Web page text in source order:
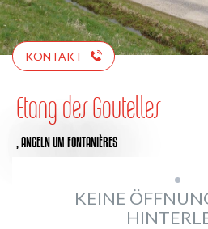
KONTAKT
Etang des Goutelles
ANGELNUM FONTANIÈRES
KEINE